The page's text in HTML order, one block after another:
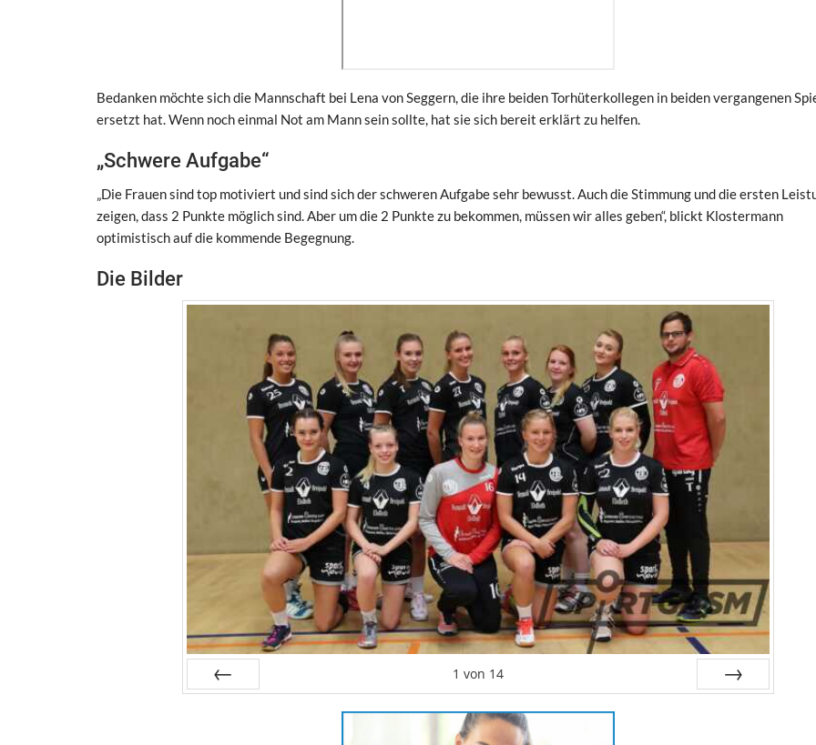
Bedanken möchte sich die Mannschaft bei Lena von Seggern, die ihre beiden Torhüterkollegen in beiden vergangenen
ersetzt hat. Wenn noch einmal Not am Mann sein sollte, hat sie sich bereit erklärt zu helfen.
„Schwere Aufgabe“
„Die Frauen sind top motiviert und sind sich der schweren Aufgabe sehr bewusst. Auch die Stimmung und die ersten
zeigen, dass 2 Punkte möglich sind. Aber um die 2 Punkte zu bekommen, müssen wir alles geben“, blickt Klostermann
optimistisch auf die kommende Begegnung.
Die Bilder
1 von 14